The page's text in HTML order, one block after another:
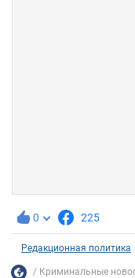
0 225
Редакционная политика
Криминальные